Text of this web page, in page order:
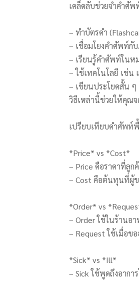
เคล็ดลับช่วยจำคำศั
– ทำบัตรคำ
– เชื่อมโยงคำศัพท์กั
– เรียนรู้คำศัพท์ในห
– ใช้เทคโนโลยี เช่
– เขียนประโยคสั้น
วิธีเหล่านี้ช่วยให้คุณจ
เปรียบเทียบคำศัพท์
*Price* vs *Cost*
– Price คือราคาที่ลูก
– Cost คือต้นทุนที่ผู้ข
*Order* vs
– Order ใช้ในร้านอ
– Request ใช้เมื่อข
*Sick* vs *Ill*
– Sick ใช้พูดถึงอาก